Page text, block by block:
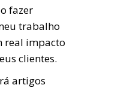
fazer
trabalho
real impacto
clientes.
artigos